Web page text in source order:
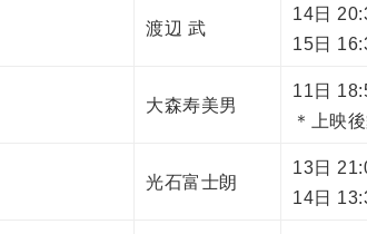
渡辺 武
14日
15日
大森寿美男
11日
＊上映
光石富士朗
13日
14日